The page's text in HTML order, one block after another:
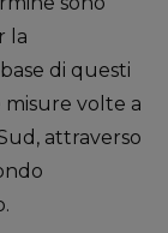
la
di questi
misure volte a
attraverso